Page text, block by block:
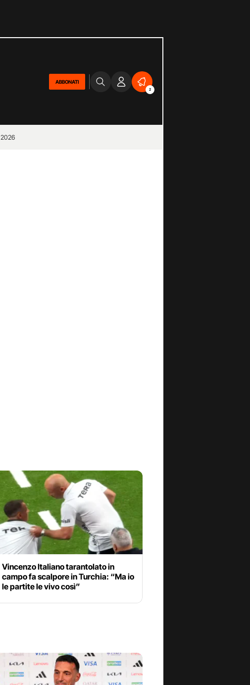
ABBONATI
2
Vincenzo Italiano tarantolato in
campo fa scalpore in Turchia: “Ma io
le partite le vivo così”